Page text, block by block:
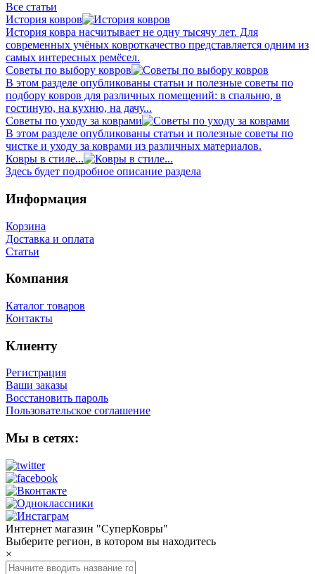
Все статьи
История ковров
История ковра насчитывает не одну тысячу лет. Для
современных учёных ковроткачество представляется одним из
самых интересных ремёсел.
Советы по выбору ковров
В этом разделе опубликованы статьи и полезные советы по
подбору ковров для различных помещений: в спальню, в
гостиную, на кухню, на дачу...
Советы по уходу за коврами
В этом разделе опубликованы статьи и полезные советы по
чистке и уходу за коврами из различных материалов.
Ковры в стиле...
Здесь будет подробное описание раздела
Информация
Корзина
Доставка и оплата
Статьи
Компания
Каталог товаров
Контакты
Клиенту
Регистрация
Ваши заказы
Восстановить пароль
Пользовательское соглашение
Мы в сетях:
Интернет магазин "СуперКовры"
Выберите регион, в котором вы находитесь
×